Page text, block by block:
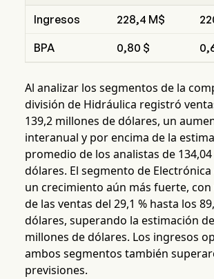
Ingresos 228,4 M$
BPA 0,80 $
Al analizar los segmentos de la
división de Hidráulica registró
139,2 millones de dólares, un
interanual y por encima de la
promedio de los analistas de
dólares. El segmento de
un crecimiento aún más fuerte,
de las ventas del 29,1 % hasta los
dólares, superando la estimación
millones de dólares. Los ingresos
ambos segmentos también
previsiones.